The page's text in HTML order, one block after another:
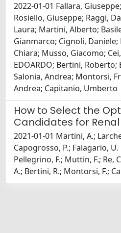
2022-01-01 Fallara,
Rosiello, Giuseppe; Raggi,
Laura; Martini, Alberto;
Gianmarco; Cignoli, Daniele;
Chiara; Musso, Giacomo; Cei,
EDOARDO; Bertini,
Salonia, Andrea; Montorsi,
Andrea; Capitanio, Umberto
How to Select the
Candidates for
2021-01-01 Martini, A.;
Capogrosso, P.; Falagario, U.
Pellegrino, F.; Muttin, F.; Re,
A.; Bertini, R.; Montorsi, F.;